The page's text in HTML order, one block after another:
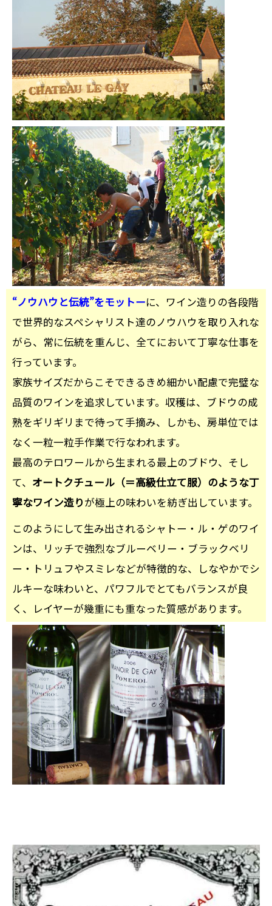
“ノウハウと伝統”をモットーに、ワイン造りの各段階
で世界的なスペシャリスト達のノウハウを取り入れな
がら、常に伝統を重んじ、全てにおいて丁寧な仕事を
行っています。
家族サイズだからこそできるきめ細かい配慮で完璧な
品質のワインを追求しています。収穫は、ブドウの成
熟をギリギリまで待って手摘み、しかも、房単位では
なく一粒一粒手作業で行なわれます。
最高のテロワールから生まれる最上のブドウ、そし
て、 オートクチュール（＝高級仕立て服）のような丁
寧なワイン造りが極上の味わいを紡ぎ出しています。
このようにして生み出されるシャトー・ル・ゲのワイ
ンは、リッチで強烈なブルーベリー・ブラックベリ
ー・トリュフやスミレなどが特徴的な、しなやかでシ
ルキーな味わいと、パワフルでとてもバランスが良
く、レイヤーが幾重にも重なった質感があります。